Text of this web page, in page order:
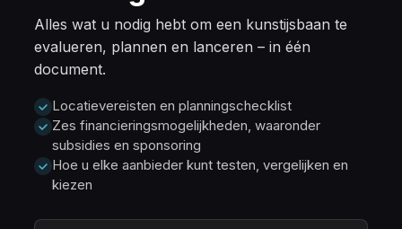
Alles wat u nodig hebt om een kunstijsbaan te
evalueren, plannen en lanceren – in één
document.
Locatievereisten en planningschecklist
Zes financieringsmogelijkheden, waaronder
subsidies en sponsoring
Hoe u elke aanbieder kunt testen, vergelijken en
kiezen